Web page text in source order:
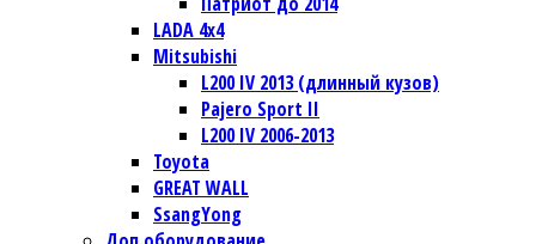
LADA 4x4
Mitsubishi
L200 IV 2013 (длинный кузов)
Pajero Sport II
L200 IV 2006-2013
Toyota
GREAT WALL
SsangYong